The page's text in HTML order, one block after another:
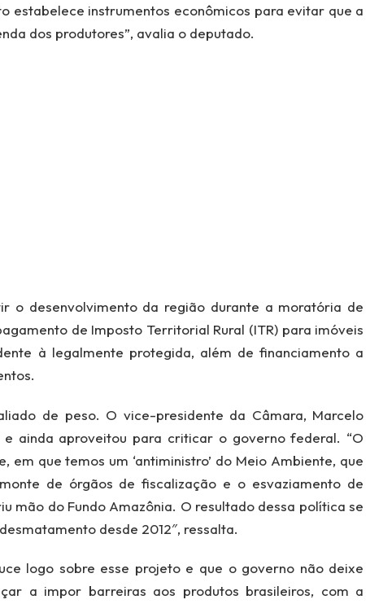
estabelece instrumentos econômicos para evitar que a
dos produtores”, avalia o deputado.
o desenvolvimento da região durante a moratória de
de Imposto Territorial Rural (ITR) para imóveis
à legalmente protegida, além de financiamento a
de peso. O vice-presidente da Câmara, Marcelo
ainda aproveitou para criticar o governo federal. “O
que temos um ‘antiministro’ do Meio Ambiente, que
de órgãos de fiscalização e o esvaziamento de
mão do Fundo Amazônia. O resultado dessa política se
desde 2012″, ressalta.
logo sobre esse projeto e que o governo não deixe
a impor barreiras aos produtos brasileiros, com a